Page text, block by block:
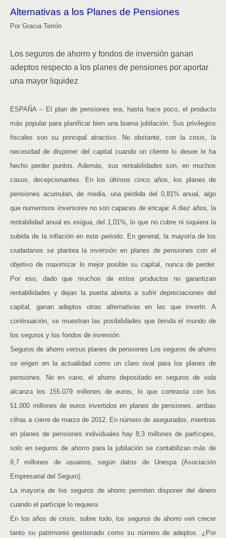
Alternativas a los Planes de Pensiones
Por Gracia Terrón
Los seguros de ahorro y fondos de inversión ganan
adeptos respecto a los planes de pensiones por aportar
una mayor liquidez
ESPAÑA – El plan de pensiones era, hasta hace poco, el producto
más popular para planificar bien una buena jubilación. Sus privilegios
fiscales son su principal atractivo. No obstante, con la crisis, la
necesidad de disponer del capital cuando un cliente lo desee le ha
hecho perder puntos. Además, sus rentabilidades son, en muchos
casos, decepcionantes. En los últimos cinco años, los planes de
pensiones acumulan, de media, una pérdida del 0,81% anual, algo
que numerosos inversores no son capaces de encajar. A diez años, la
rentabilidad anual es exigua, del 1,01%, lo que no cubre ni siquiera la
subida de la inflación en este periodo. En general, la mayoría de los
ciudadanos se plantea la inversión en planes de pensiones con el
objetivo de maximizar lo mejor posible su capital, nunca de perder.
Por eso, dado que muchos de estos productos no garantizan
rentabilidades y dejan la puerta abierta a sufrir depreciaciones del
capital, ganan adeptos otras alternativas en las que invertir. A
continuación, se muestran las posibilidades que brinda el mundo de
los seguros y los fondos de inversión.
Seguros de ahorro versus planes de pensiones Los seguros de ahorro
se erigen en la actualidad como un claro rival para los planes de
pensiones. No en vano, el ahorro depositado en seguros de vida
alcanza los 155.079 millones de euros, lo que contrasta con los
51.000 millones de euros invertidos en planes de pensiones, ambas
cifras a cierre de marzo de 2012. En número de asegurados, mientras
en planes de pensiones individuales hay 8,3 millones de partícipes,
solo en seguros de ahorro para la jubilación se contabilizan más de
9,7 millones de usuarios, según datos de Unespa (Asociación
Empresarial del Seguro).
La mayoría de los seguros de ahorro permiten disponer del dinero
cuando el partícipe lo requiera
En los años de crisis, sobre todo, los seguros de ahorro ven crecer
tanto su patrimonio gestionado como su número de adeptos. ¿Por